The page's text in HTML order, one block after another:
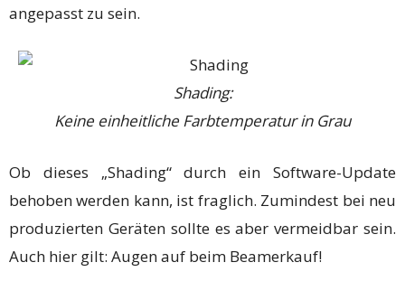
angepasst zu sein.
Shading:
Keine einheitliche Farbtemperatur in Grau
Ob dieses „Shading“ durch ein Software-Update
behoben werden kann, ist fraglich. Zumindest bei neu
produzierten Geräten sollte es aber vermeidbar sein.
Auch hier gilt: Augen auf beim Beamerkauf!